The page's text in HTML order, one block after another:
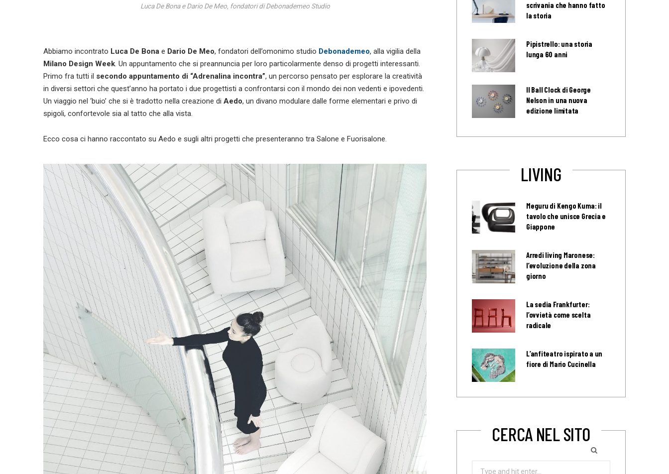
Luca De Bona e Dario De Meo, fondatori di Debonademeo Studio
Abbiamo incontrato Luca De Bona e Dario De Meo, fondatori dell’omonimo studio Debonademeo, alla vigilia della
Milano Design Week. Un appuntamento che si preannuncia per loro particolarmente denso di progetti interessanti.
Primo fra tutti il secondo appuntamento di “Adrenalina incontra”, un percorso pensato per esplorare la creatività
in diversi settori che quest’anno ha portato i due progettisti a confrontarsi con il mondo dei non vedenti e ipovedenti.
Un viaggio nel ‘buio’ che si è tradotto nella creazione di Aedo, un divano modulare dalle forme elementari e privo di
spigoli, confortevole sia al tatto che alla vista.
Ecco cosa ci hanno raccontato su Aedo e sugli altri progetti che presenteranno tra Salone e Fuorisalone.
scrivania che hanno fatto
la storia
Pipistrello: una storia
lunga 60 anni
Il Ball Clock di George
Nelson in una nuova
edizione limitata
LIVING
Meguru di Kengo Kuma: il
tavolo che unisce Grecia e
Giappone
Arredi living Maronese:
l’evoluzione della zona
giorno
La sedia Frankfurter:
l’ovvietà come scelta
radicale
L’anfiteatro ispirato a un
fiore di Mario Cucinella
CERCA NEL SITO
Search